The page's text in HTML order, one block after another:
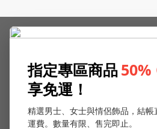
指定專區商品50%
享免運！
精選男士、女士與情侶飾品，結
運費。數量有限、售完即止。